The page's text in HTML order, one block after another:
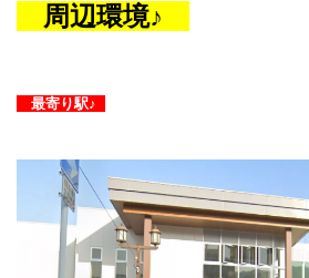
周辺環境♪
最寄り駅♪